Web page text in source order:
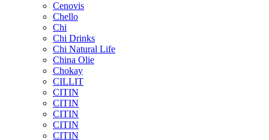
Cenovis
Chello
Chi
Chi Drinks
Chi Natural Life
China Olie
Chokay
CILLIT
CITIN
CITIN
CITIN
CITIN
CITIN